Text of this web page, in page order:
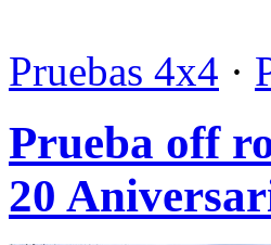
Pruebas 4x4 ·
Prueba off
20